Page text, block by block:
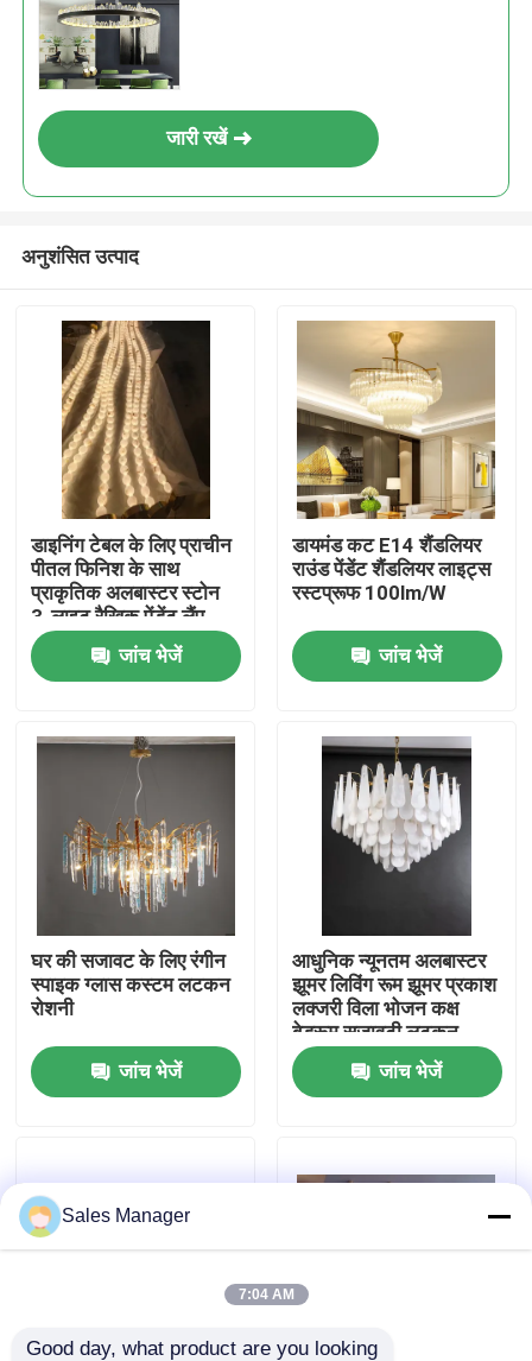
घर
उत्पाद
हमारे बारे में
कारखाने का दौरा
गुणवत्ता नियंत्रण
हमसे संपर्क करें
लटकन झूमर रोशनी
कस्टम पेंडेंट लाइटें
जारी रखें
अनुशंसित उत्पाद
डाइनिंग टेबल के लिए प्राचीन
पीतल फिनिश के साथ
प्राकृतिक अलबास्टर स्टोन
3-लाइट रैखिक पेंडेंट लैंप
जांच भेजें
डायमंड कट E14 शैंडलियर
राउंड पेंडेंट शैंडलियर लाइट्स
रस्टप्रूफ 100lm/W
जांच भेजें
घर की सजावट के लिए रंगीन
स्पाइक ग्लास कस्टम लटकन
रोशनी
जांच भेजें
आधुनिक न्यूनतम अलबास्टर
झूमर लिविंग रूम झूमर प्रकाश
लक्जरी विला भोजन कक्ष
बेडरूम सजावटी लटकन
दीपक
जांच भेजें
Sales Manager
7:04 AM
Good day, what product are you looking